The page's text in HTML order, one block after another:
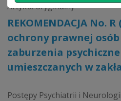
Artykuł oryginalny
REKOMENDACJA No.
ochrony prawnej
zaburzenia
umieszczanych w
Postępy Psychiatrii i